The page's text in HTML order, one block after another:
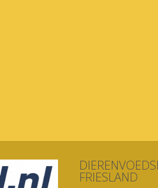
FRIESLAND